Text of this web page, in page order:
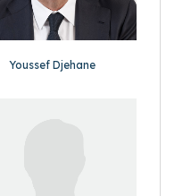
Youssef Djehane